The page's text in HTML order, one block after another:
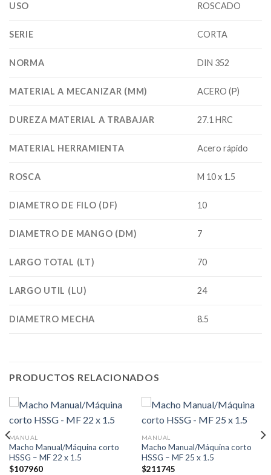
USO ROSCADO
SERIE CORTA
NORMA DIN 352
MATERIAL A MECANIZAR (MM) ACERO (P)
DUREZA MATERIAL A TRABAJAR 27.1 HRC
MATERIAL HERRAMIENTA Acero rápido
ROSCA M 10 x 1.5
DIAMETRO DE FILO (DF) 10
DIAMETRO DE MANGO (DM) 7
LARGO TOTAL (LT) 70
LARGO UTIL (LU) 24
DIAMETRO MECHA 8.5
PRODUCTOS RELACIONADOS
MANUAL
Macho Manual/Máquina corto
HSSG – MF 22 x 1.5
$107960
MANUAL
Macho Manual/Máquina corto
HSSG – MF 25 x 1.5
$211745